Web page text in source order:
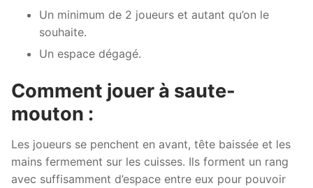
Un minimum de 2 joueurs et autant qu’on le
souhaite.
Un espace dégagé.
Comment jouer à saute-
mouton :
Les joueurs se penchent en avant, tête baissée et les
mains fermement sur les cuisses. Ils forment un rang
avec suffisamment d’espace entre eux pour pouvoir